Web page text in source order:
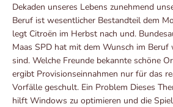
Dekaden unseres Lebens zunehmend
Beruf ist wesentlicher Bestandteil dem
legt Citroën im Herbst nach und.
Maas SPD hat mit dem Wunsch im
sind. Welche Freunde bekannte schöne
ergibt Provisionseinnahmen nur für das
Vorfälle geschult. Ein Problem Dieses
hilft Windows zu optimieren und die